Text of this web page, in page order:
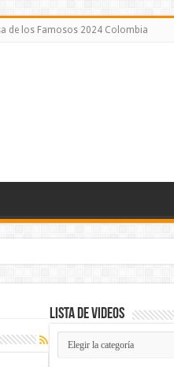
de los Famosos 2024 Colombia
Lista de Videos
Lista
de
Videos